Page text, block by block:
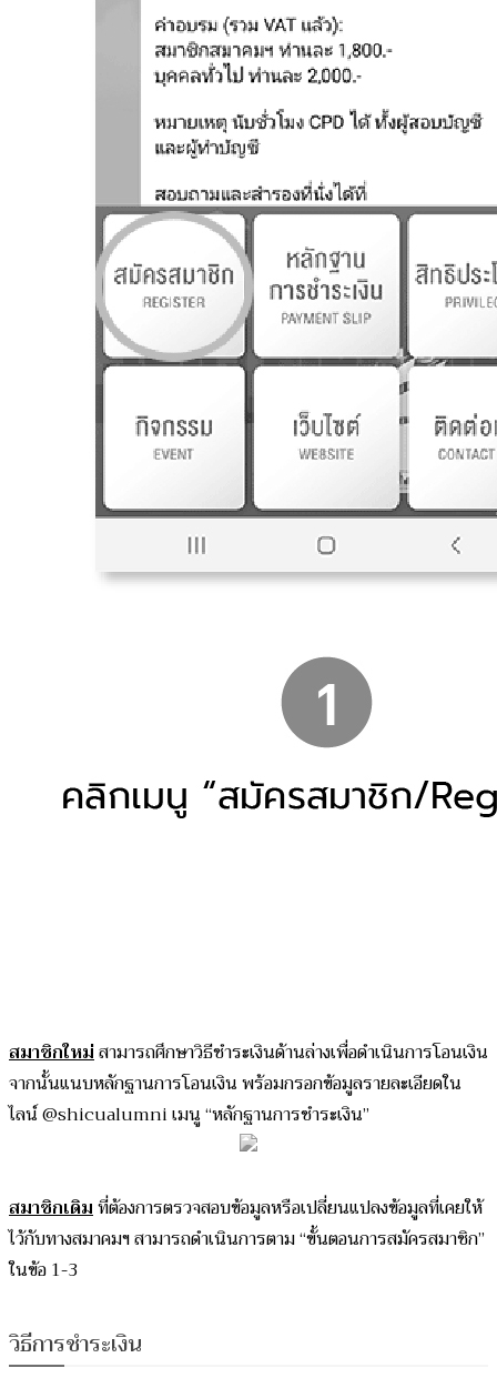
สมาชิกใหม่สามารถศึกษาวิธีชำระเงินด้านล่างเพื่อดำเนินการโอนเงิน
จากนั้นแนบหลักฐานการโอนเงิน พร้อมกรอกข้อมูลรายละเอียดใน
ไลน์ @shicualumni เมนู “หลักฐานการชำระเงิน”
สมาชิกเดิมที่ต้องการตรวจสอบข้อมูลหรือเปลี่ยนแปลงข้อมูลที่เคยให้
ไว้กับทางสมาคมฯ สามารถดำเนินการตาม “ขั้นตอนการสมัครสมาชิก”
ในข้อ 1-3
วิธีการชำระเงิน